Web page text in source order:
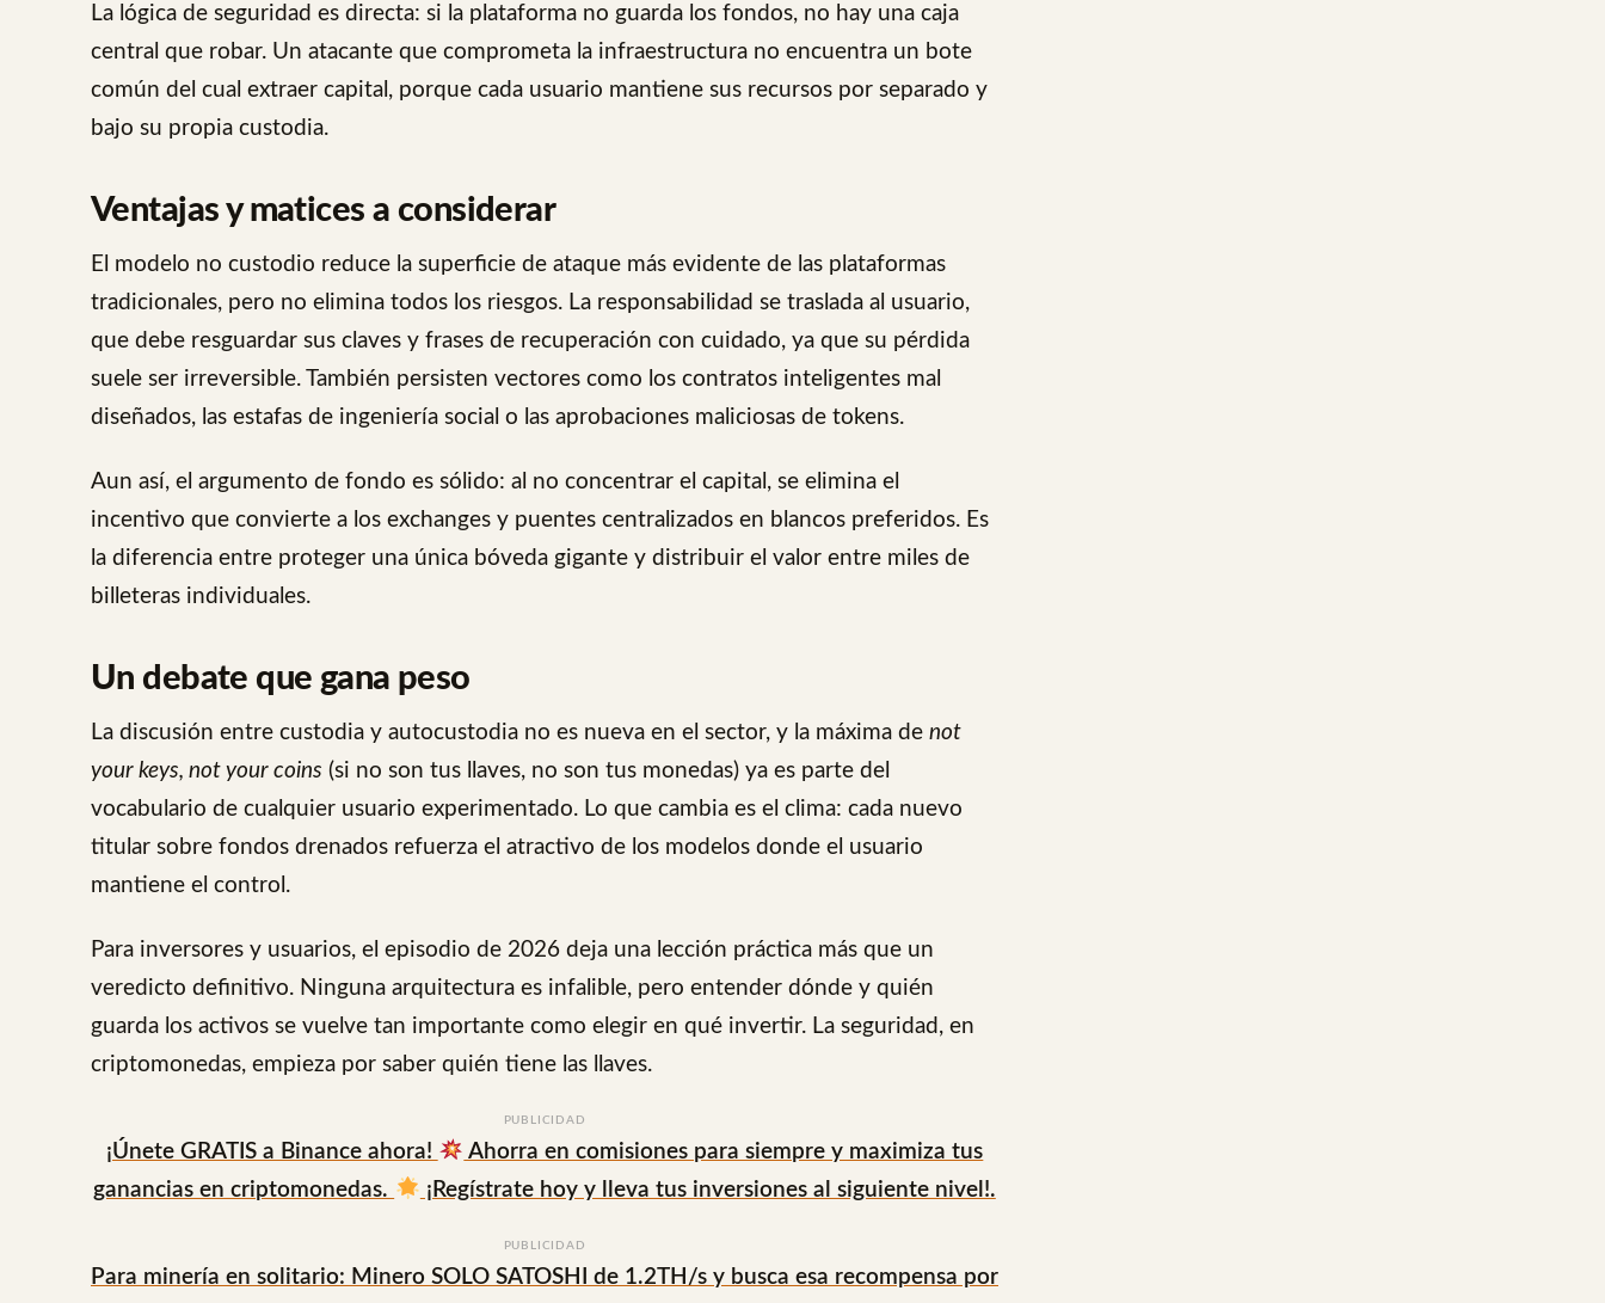
La lógica de seguridad es directa: si la plataforma no guarda los fondos, no hay una caja
central que robar. Un atacante que comprometa la infraestructura no encuentra un bote
común del cual extraer capital, porque cada usuario mantiene sus recursos por separado y
bajo su propia custodia.
Ventajas y matices a considerar
El modelo no custodio reduce la superficie de ataque más evidente de las plataformas
tradicionales, pero no elimina todos los riesgos. La responsabilidad se traslada al usuario,
que debe resguardar sus claves y frases de recuperación con cuidado, ya que su pérdida
suele ser irreversible. También persisten vectores como los contratos inteligentes mal
diseñados, las estafas de ingeniería social o las aprobaciones maliciosas de tokens.
Aun así, el argumento de fondo es sólido: al no concentrar el capital, se elimina el
incentivo que convierte a los exchanges y puentes centralizados en blancos preferidos. Es
la diferencia entre proteger una única bóveda gigante y distribuir el valor entre miles de
billeteras individuales.
Un debate que gana peso
La discusión entre custodia y autocustodia no es nueva en el sector, y la máxima de not
your keys, not your coins (si no son tus llaves, no son tus monedas) ya es parte del
vocabulario de cualquier usuario experimentado. Lo que cambia es el clima: cada nuevo
titular sobre fondos drenados refuerza el atractivo de los modelos donde el usuario
mantiene el control.
Para inversores y usuarios, el episodio de 2026 deja una lección práctica más que un
veredicto definitivo. Ninguna arquitectura es infalible, pero entender dónde y quién
guarda los activos se vuelve tan importante como elegir en qué invertir. La seguridad, en
criptomonedas, empieza por saber quién tiene las llaves.
PUBLICIDAD
¡Únete GRATIS a Binance ahora!
Ahorra en comisiones para siempre y maximiza tus
ganancias en criptomonedas.
¡Regístrate hoy y lleva tus inversiones al siguiente nivel!.
PUBLICIDAD
Para minería en solitario: Minero SOLO SATOSHI de 1.2TH/s y busca esa recompensa por